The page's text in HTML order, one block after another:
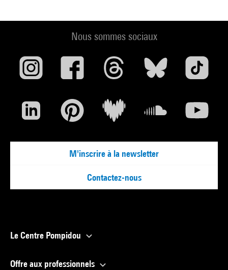
Nous sommes sociaux
M'inscrire à la newsletter
Contactez-nous
Le Centre Pompidou
Offre aux professionnels